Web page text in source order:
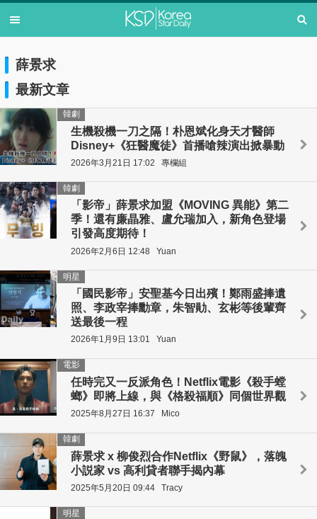
薛景求
最新文章
生機殺機一刀之隔！朴恩斌化身天才醫師
Disney+《狂醫魔徒》首播嗆辣演出掀暴動
韓劇
2026年3月21日 17:02 專欄組
「影帝」薛景求加盟《MOVING 異能》第二
季！還有廉晶雅、盧允瑞加入，新角色登場
引發高度期待！
韓劇
2026年2月6日 12:48 Yuan
「國民影帝」安聖基今日出殯！鄭雨盛捧遺
照、李政宰捧勳章，朱智勛、玄彬等後輩齊
送最後一程
明星
2026年1月9日 13:01 Yuan
任時完又一反派角色！Netflix電影《殺手螳
螂》即將上線，與《格殺福順》同個世界觀
電影
2025年8月27日 16:37 Mico
薛景求 x 柳俊烈合作Netflix《野鼠》，落魄
小説家 vs 高利貸者聯手揭內幕
韓劇
2025年5月20日 09:44 Tracy
明星